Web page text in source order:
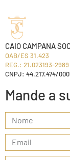
Mande a
CAIO CAMPANA
OAB/ES 31.423
REG.: 21.023193-2989
CNPJ: 44.217.474/